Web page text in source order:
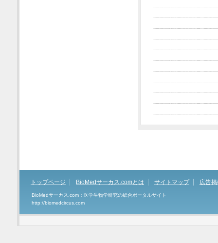
トップページ BioMedサーカス.comとは サイトマップ 広告
BioMedサーカス.com：医学生物学研究の総合ポータルサイト
http://biomedcircus.com